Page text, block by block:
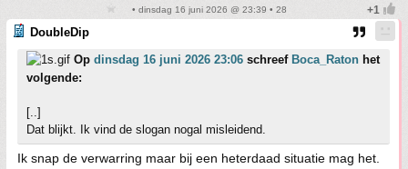
• dinsdag 16 juni 2026 @ 23:39 • 28
DoubleDip
Op dinsdag 16 juni 2026 23:06 schreef Boca_Raton het
volgende:
[..]
Dat blijkt. Ik vind de slogan nogal misleidend.
Ik snap de verwarring maar bij een heterdaad situatie mag het.